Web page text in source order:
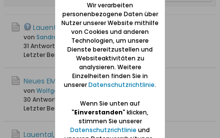
Lauental
von Sandra
31 Antworten
55.561 Hits
0 Likes
Letzter Beitrag
09.05.2023, 11:50
Neues EM-Fußballstadion in Lauental
von Wolfgang
30 Antworten
33.717 Hits
0 Likes
Letzter Beitrag
18.05.2022, 10:04
Lauental, Eisenweg 10 (Zelazna)
Wir verarbeiten
personenbezogene Daten über
Nutzer unserer Website mithilfe
von Cookies und anderen
Technologien, um unsere
Dienste bereitzustellen und
Websiteaktivitäten zu
analysieren. Weitere
Einzelheiten finden Sie in
unsererDatenschutzrichtlinie.
Wenn Sie unten auf
"Einverstanden" klicken,
stimmen Sie unserer
Datenschutzrichtlinie und